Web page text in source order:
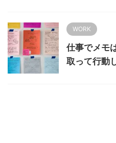
WORK
仕事でメモ
取って行動